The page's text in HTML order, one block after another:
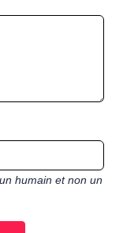
humain et non un